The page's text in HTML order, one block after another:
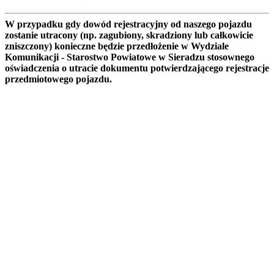
W przypadku gdy dowód rejestracyjny od naszego pojazdu
zostanie utracony (np. zagubiony, skradziony lub całkowicie
zniszczony) konieczne będzie przedłożenie w Wydziale
Komunikacji - Starostwo Powiatowe w Sieradzu stosownego
oświadczenia o utracie dokumentu potwierdzającego rejestracje
przedmiotowego pojazdu.